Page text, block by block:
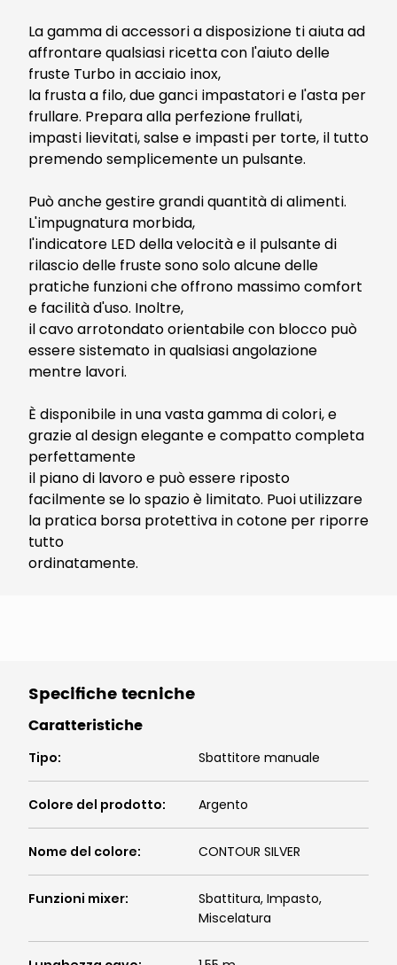
La gamma di accessori a disposizione ti aiuta ad
affrontare qualsiasi ricetta con l'aiuto delle
fruste Turbo in acciaio inox,
la frusta a filo, due ganci impastatori e l'asta per
frullare. Prepara alla perfezione frullati,
impasti lievitati, salse e impasti per torte, il tutto
premendo semplicemente un pulsante.
Può anche gestire grandi quantità di alimenti.
L'impugnatura morbida,
l'indicatore LED della velocità e il pulsante di
rilascio delle fruste sono solo alcune delle
pratiche funzioni che offrono massimo comfort
e facilità d'uso. Inoltre,
il cavo arrotondato orientabile con blocco può
essere sistemato in qualsiasi angolazione
mentre lavori.
È disponibile in una vasta gamma di colori, e
grazie al design elegante e compatto completa
perfettamente
il piano di lavoro e può essere riposto
facilmente se lo spazio è limitato. Puoi utilizzare
la pratica borsa protettiva in cotone per riporre
tutto
ordinatamente.
Specifiche tecniche
Caratteristiche
Tipo: Sbattitore manuale
Colore del prodotto: Argento
Nome del colore: CONTOUR SILVER
Funzioni mixer:
Sbattitura, Impasto,
Miscelatura